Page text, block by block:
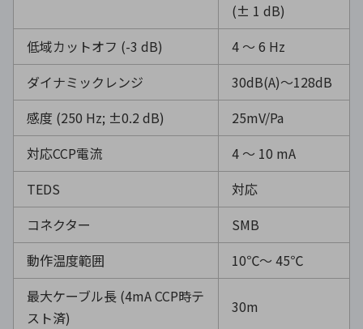
(± 1 dB)
低域カットオフ (-3 dB) 4 ～ 6 Hz
ダイナミックレンジ
30dB(A)～128dB
感度 (250 Hz; ±0.2 dB)
25mV/Pa
対応CCP電流 4 ～ 10 mA
TEDS
対応
コネクター
SMB
動作温度範囲
10℃～ 45℃
最大ケーブル長 (4mA CCP時テ
スト済)
30m